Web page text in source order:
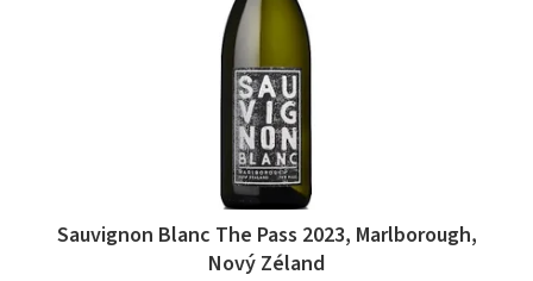
Sauvignon Blanc The Pass 2023, Marlborough,
Nový Zéland